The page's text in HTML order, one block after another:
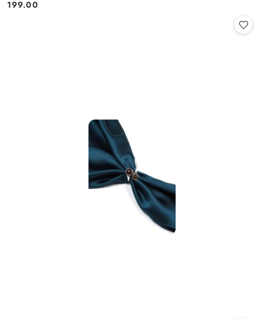
Cena:
199.00